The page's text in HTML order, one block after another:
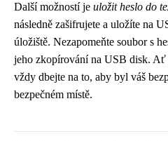
Další možností je uložit heslo do
následně zašifrujete a uložíte na
úložiště. Nezapomeňte soubor s
jeho zkopírování na USB disk.
vždy dbejte na to, aby byl váš
bezpečném místě.